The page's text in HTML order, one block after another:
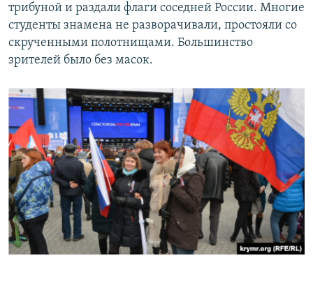
трибуной и раздали флаги соседней России. Многие
студенты знамена не разворачивали, простояли со
скрученными полотнищами. Большинство
зрителей было без масок.